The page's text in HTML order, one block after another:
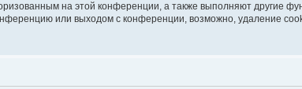
на этой конференции, а также выполняют другие
или выходом с конференции, возможно, удаление